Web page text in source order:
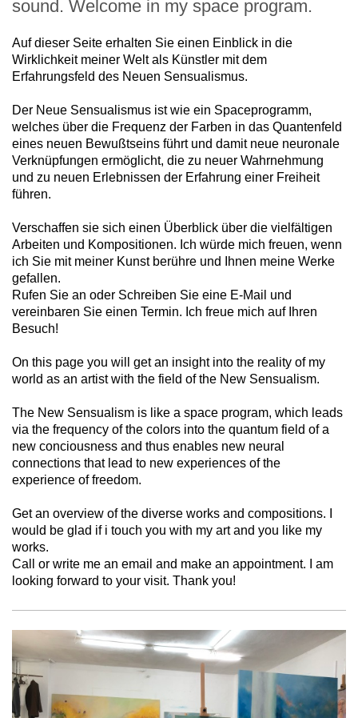
sound. Welcome in my space program.
Auf dieser Seite erhalten Sie einen Einblick in die
Wirklichkeit meiner Welt als Künstler mit dem
Erfahrungsfeld des Neuen Sensualismus.
Der Neue Sensualismus ist wie ein Spaceprogramm,
welches über die Frequenz der Farben in das Quantenfeld
eines neuen Bewußtseins führt und damit neue neuronale
Verknüpfungen ermöglicht, die zu neuer Wahrnehmung
und zu neuen Erlebnissen der Erfahrung einer Freiheit
führen.
Verschaffen sie sich einen Überblick über die vielfältigen
Arbeiten und Kompositionen. Ich würde mich freuen, wenn
ich Sie mit meiner Kunst berühre und Ihnen meine Werke
gefallen.
Rufen Sie an oder Schreiben Sie eine E-Mail und
vereinbaren Sie einen Termin. Ich freue mich auf Ihren
Besuch!
On this page you will get an insight into the reality of my
world as an artist with the field of the New Sensualism.
The New Sensualism is like a space program, which leads
via the frequency of the colors into the quantum field of a
new conciousness and thus enables new neural
connections that lead to new experiences of the
experience of freedom.
Get an overview of the diverse works and compositions. I
would be glad if i touch you with my art and you like my
works.
Call or write me an email and make an appointment. I am
looking forward to your visit. Thank you!